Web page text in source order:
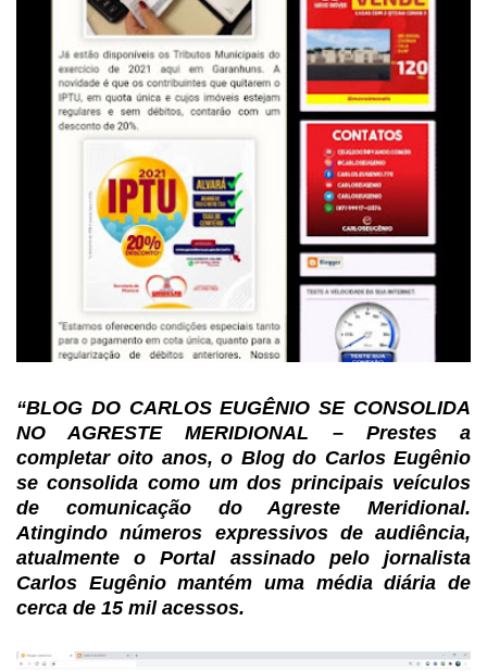
“BLOG DOCARLOS EUGÊNIO SE CONSOLIDA
NO AGRESTE MERIDIONAL – Prestes a
completar oito anos, o Blog do Carlos Eugênio
se consolida como um dos principais veículos
de comunicação do Agreste Meridional.
Atingindo números expressivos de audiência,
atualmente o Portal assinado pelo jornalista
Carlos Eugênio mantém uma média diária de
cerca de 15 mil acessos.